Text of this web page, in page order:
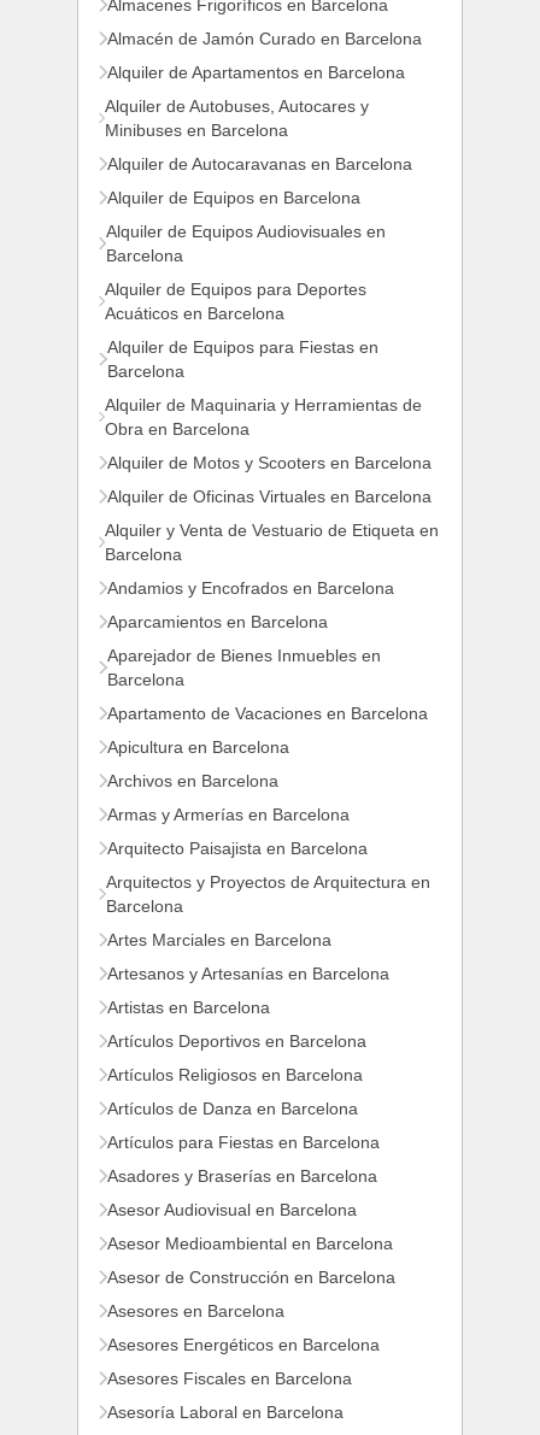
Almacenes Frigoríficos en Barcelona
Almacén de Jamón Curado en Barcelona
Alquiler de Apartamentos en Barcelona
Alquiler de Autobuses, Autocares y
Minibuses en Barcelona
Alquiler de Autocaravanas en Barcelona
Alquiler de Equipos en Barcelona
Alquiler de Equipos Audiovisuales en
Barcelona
Alquiler de Equipos para Deportes
Acuáticos en Barcelona
Alquiler de Equipos para Fiestas en
Barcelona
Alquiler de Maquinaria y Herramientas de
Obra en Barcelona
Alquiler de Motos y Scooters en Barcelona
Alquiler de Oficinas Virtuales en Barcelona
Alquiler y Venta de Vestuario de Etiqueta en
Barcelona
Andamios y Encofrados en Barcelona
Aparcamientos en Barcelona
Aparejador de Bienes Inmuebles en
Barcelona
Apartamento de Vacaciones en Barcelona
Apicultura en Barcelona
Archivos en Barcelona
Armas y Armerías en Barcelona
Arquitecto Paisajista en Barcelona
Arquitectos y Proyectos de Arquitectura en
Barcelona
Artes Marciales en Barcelona
Artesanos y Artesanías en Barcelona
Artistas en Barcelona
Artículos Deportivos en Barcelona
Artículos Religiosos en Barcelona
Artículos de Danza en Barcelona
Artículos para Fiestas en Barcelona
Asadores y Braserías en Barcelona
Asesor Audiovisual en Barcelona
Asesor Medioambiental en Barcelona
Asesor de Construcción en Barcelona
Asesores en Barcelona
Asesores Energéticos en Barcelona
Asesores Fiscales en Barcelona
Asesoría Laboral en Barcelona